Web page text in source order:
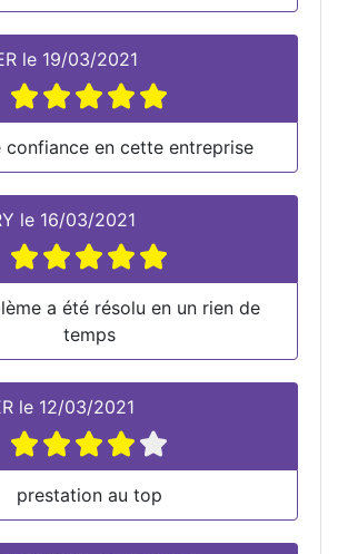
le 19/03/2021
confiance en cette entreprise
le 16/03/2021
a été résolu en un rien de
temps
le 12/03/2021
prestation au top